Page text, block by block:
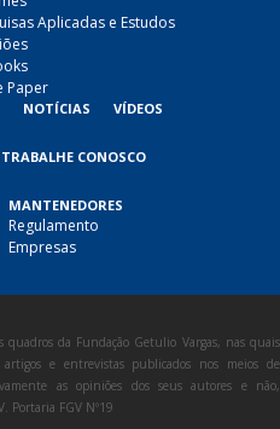
Aplicadas e Estudos
Paper
NOTÍCIAS VÍDEOS
TRABALHE CONOSCO
MANTENEDORES
Regulamento
Empresas
quadros da Fundação Getulio Vargas, nas quais
e entrevistas publicados nos meios de
as opiniões dos seus autores e não,
Portaria FGV Nº19